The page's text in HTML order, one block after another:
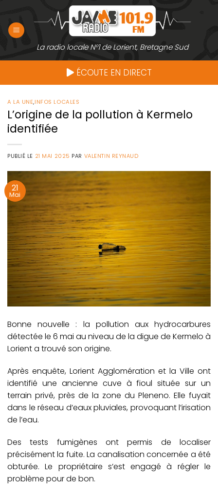
contenu
La radio locale N°1 de Lorient, Bretagne Sud
ÉCOUTE EN DIRECT
A LA UNE,INFOS LOCALES
L’origine de la pollution à Kermelo
identifiée
PUBLIÉ LE 21 MAI 2025 PAR VALENTIN REYNAUD
21
Mai
Bonne nouvelle : la pollution aux hydrocarbures
détectée le 6 mai au niveau de la digue de Kermelo à
Lorient a trouvé son origine.
Après enquête, Lorient Agglomération et la Ville ont
identifié une ancienne cuve à fioul située sur un
terrain privé, près de la zone du Pleneno. Elle fuyait
dans le réseau d’eaux pluviales, provoquant l’irisation
de l’eau.
Des tests fumigènes ont permis de localiser
précisément la fuite. La canalisation concernée a été
obturée. Le propriétaire s’est engagé à régler le
problème pour de bon.